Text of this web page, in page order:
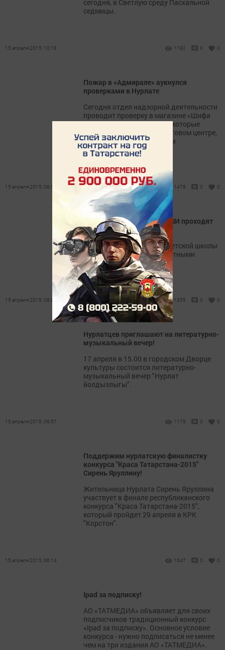
сегодня, в Светлую среду Пасхальной
седмицы.
15 апреля 2015, 10:18 1192 0 0
Пожар в «Адмирале» аукнулся
проверками в Нурлате
Сегодня отдел надзорной деятельности
проводит проверку в магазине «Шифа
17», а также арендаторов, которые
располагаются в этом торговом центре,
на соответствие пожарным
требованиям.
15 апреля 2015, 08:36 1478 0 0
У учеников Нурлатской ДШИ проходят
отчетные концерты
В эти дни все отделения Детской школы
искусств выступают с отчетными
концертами.
15 апреля 2015, 08:03 1355 0 0
Нурлатцев приглашают на литературно-
музыкальный вечер!
17 апреля в 15.00 в городском Дворце
культуры состоится литературно-
музыкальный вечер "Нурлат
йолдызлыгы".
15 апреля 2015, 06:57 1175 0 0
Поддержим нурлатскую финалистку
конкурса "Краса Татарстана-2015"
Сирень Яруллину!
Жительница Нурлата Сирень Яруллина
участвует в финале республиканского
конкурса "Краса Татарстана-2015",
который пройдет 29 апреля в КРК
"Корстон".
15 апреля 2015, 06:14 1647 0 0
Ipad за подписку!
АО «ТАТМЕДИА» объявляет для своих
подписчиков традиционный конкурс
«Ipad за подписку». Основное условие
конкурса - нужно подписаться не менее
чем на три издания АО «ТАТМЕДИА».